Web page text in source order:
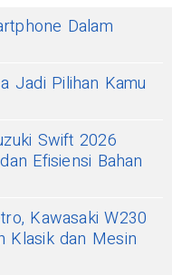
Dalam
Jadi Pilihan Kamu
Swift 2026
Efisiensi Bahan
Kawasaki W230
Klasik dan Mesin